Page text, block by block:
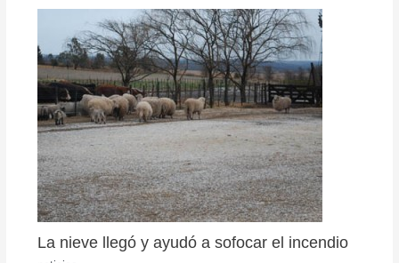
La nieve llegó y ayudó a sofocar el incendio